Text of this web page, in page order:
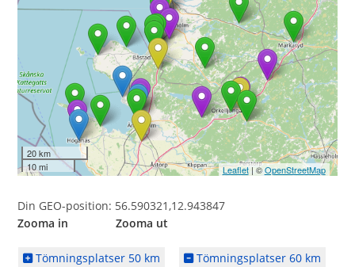
20 km
10 mi
Leaflet| ©OpenStreetMap
Din GEO-position: 56.590321,12.943847
Zooma in Zooma ut
Tömningsplatser 50 km Tömningsplatser 60 km